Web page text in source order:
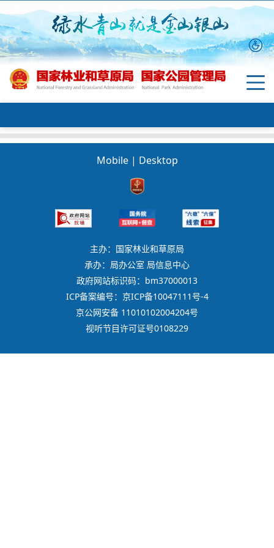
Mobile | Desktop
主办：国家林业和草原局
承办：局办公室 局信息中心
政府网站标识码：bm37000013
ICP备案编号：京ICP备10047111号-4
京公网安备 11010102004204号
视听节目许可证号0108229